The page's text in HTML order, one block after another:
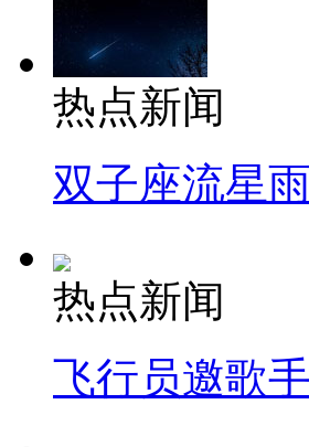
热点新闻
双子座流星
热点新闻
飞行员邀歌